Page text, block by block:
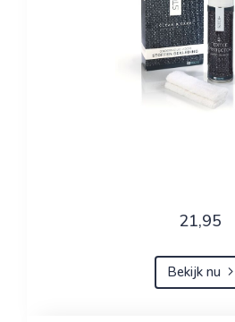
21,95
Bekijk nu